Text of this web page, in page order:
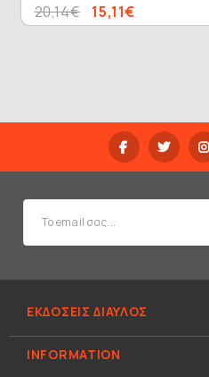
15,11€
20,14€
ΕΚΔΟΣΕΙΣ ΔΙΑΥΛΟΣ
INFORMATION